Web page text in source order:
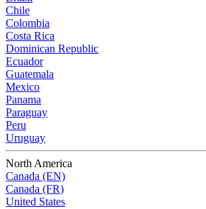
Chile
Colombia
Costa Rica
Dominican Republic
Ecuador
Guatemala
Mexico
Panama
Paraguay
Peru
Uruguay
North America
Canada (EN)
Canada (FR)
United States